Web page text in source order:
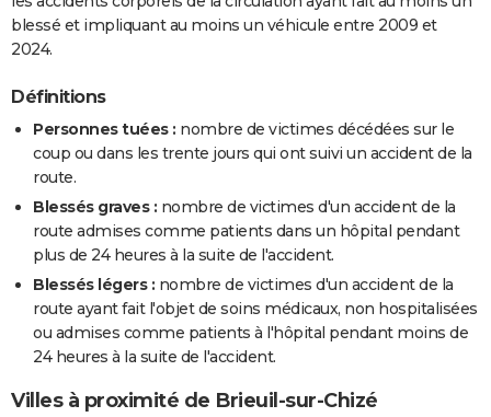
blessé et impliquant au moins un véhicule entre 2009 et
2024.
Définitions
Personnes tuées : nombre de victimes décédées sur le
coup ou dans les trente jours qui ont suivi un accident de la
route.
Blessés graves : nombre de victimes d'un accident de la
route admises comme patients dans un hôpital pendant
plus de 24 heures à la suite de l'accident.
Blessés légers : nombre de victimes d'un accident de la
route ayant fait l'objet de soins médicaux, non hospitalisées
ou admises comme patients à l'hôpital pendant moins de
24 heures à la suite de l'accident.
Villes à proximité de Brieuil-sur-Chizé